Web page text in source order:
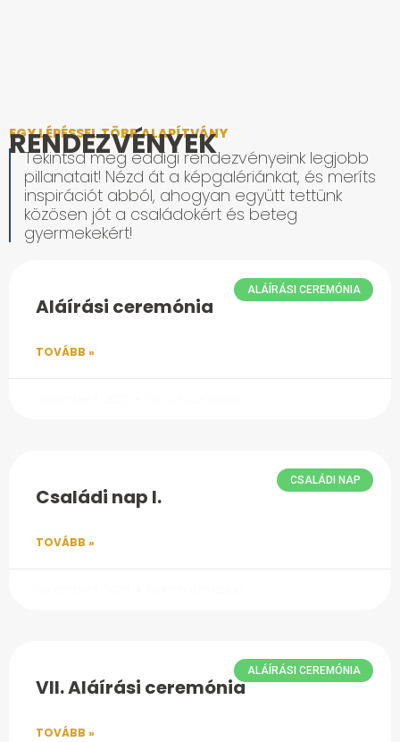
EGY LÉPÉSSEL TÖBB ALAPÍTVÁNY
RENDEZVÉNYEK
Tekintsd meg eddigi rendezvényeink legjobb
pillanatait! Nézd át a képgalériánkat, és meríts
inspirációt abból, ahogyan együtt tettünk
közösen jót a családokért és beteg
gyermekekért!
ALÁÍRÁSI CEREMÓNIA
Aláírási ceremónia
TOVÁBB »
CSALÁDI NAP
Családi nap I.
TOVÁBB »
ALÁÍRÁSI CEREMÓNIA
VII. Aláírási ceremónia
TOVÁBB »